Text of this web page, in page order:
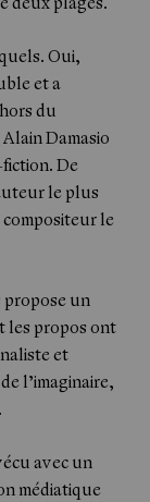
Oui,
et a
du
Damasio
fiction. De
le plus
compositeur le
un
les propos ont
et
l’imaginaire,
avec un
médiatique